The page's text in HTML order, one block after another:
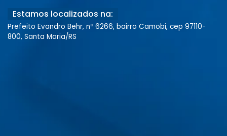
Estamos localizados na:
Prefeito Evandro Behr, nº 6266, bairro Camobi, cep 97110-
800, Santa Maria/RS